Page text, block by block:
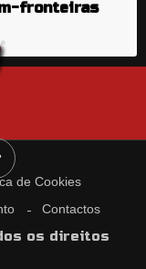
fronteiras
de Cookies
Contactos
os direitos